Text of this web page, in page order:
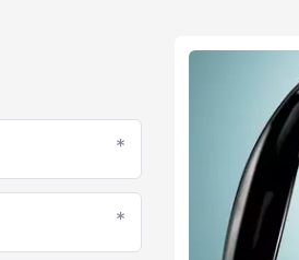
*
*